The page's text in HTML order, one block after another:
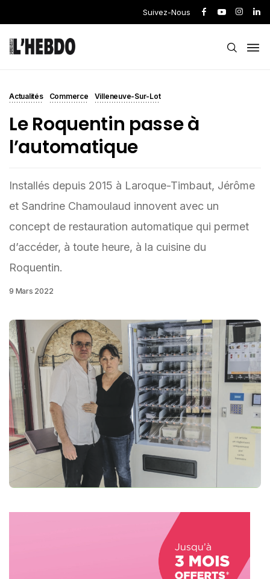
Suivez-Nous
Actualités Commerce Villeneuve-Sur-Lot
Le Roquentin passe à
l’automatique
Installés depuis 2015 à Laroque-Timbaut, Jérôme
et Sandrine Chamoulaud innovent avec un
concept de restauration automatique qui permet
d’accéder, à toute heure, à la cuisine du
Roquentin.
9 Mars 2022